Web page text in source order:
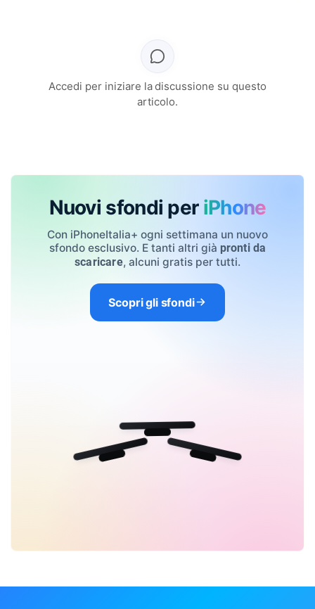
Accedi per iniziare la discussione su questo
articolo.
Nuovi sfondi per iPhone
Con iPhoneItalia+ ogni settimana un nuovo
sfondo esclusivo. E tanti altri già pronti da
scaricare, alcuni gratis per tutti.
Scopri gli sfondi